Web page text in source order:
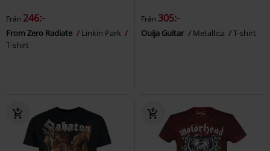
Från 246:-
From Zero Radiate
Linkin Park
T-shirt
Från 305:-
Ouija Guitar Metallica T-shirt